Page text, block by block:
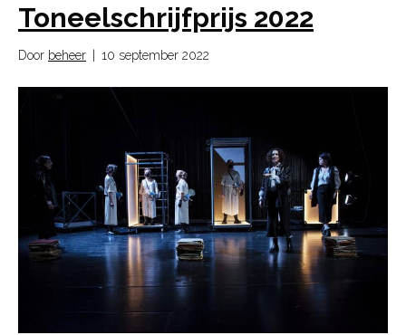
Toneelschrijfprijs 2022
Door beheer | 10 september 2022